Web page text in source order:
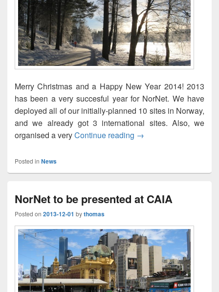
Merry Christmas and a Happy New Year 2014! 2013
has been a very succesful year for NorNet. We have
deployed all of our initially-planned 10 sites in Norway,
and we already got 3 international sites. Also, we
organised a veryContinue reading God jul og godt nytt år
→
Posted in News
NorNet to be presented at CAIA
Posted on 2013-12-01 bythomas